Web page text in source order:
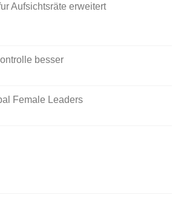
Aufsichtsräte erweitert
besser
Female Leaders